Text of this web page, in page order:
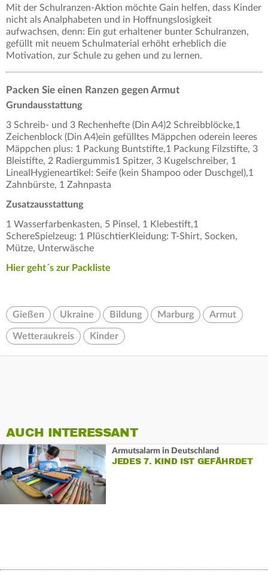
Mit der Schulranzen-Aktion möchte Gain helfen, dass Kinder
nicht als An­alphabeten und in Hoffnungslosigkeit
aufwachsen, denn: Ein gut erhaltener bunter Schulranzen,
gefüllt mit neuem Schulmaterial erhöht erheblich die
Motivation, zur Schule zu gehen und zu lernen.
Packen Sie einen Ranzen gegen Armut
Grundausstattung
3 Schreib- und 3 Rechenhefte (Din A4)2 Schreibblöcke,1
Zeichenblock (Din A4)ein gefülltes Mäppchen oderein leeres
Mäppchen plus: 1 Packung Buntstifte,1 Packung Filzstifte, 3
Bleistifte, 2 Radiergummis1 Spitzer, 3 Kugelschreiber, 1
LinealHygieneartikel: Seife (kein Shampoo oder Duschgel),1
Zahnbürste, 1 Zahnpasta
Zusatzausstattung
1 Wasserfarbenkasten, 5 Pinsel, 1 Klebestift,1
SchereSpielzeug: 1 PlüschtierKleidung: T-Shirt, Socken,
Mütze, Unterwäsche
Hier geht´s zur Packliste
Gießen Ukraine Bildung Marburg Armut
Wetteraukreis Kinder
AUCH INTERESSANT
Armutsalarm in Deutschland
JEDES 7. KIND IST GEFÄHRDET